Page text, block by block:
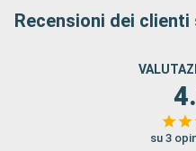
Recensioni dei clienti
su 3